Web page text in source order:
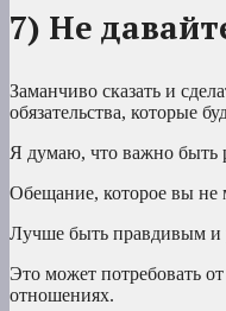
7) Не
Заманчиво сказать и
обязательства, которые
Я думаю, что важно быть
Обещание, которое вы не
Лучше быть правдивым и
Это может потребовать
отношениях.